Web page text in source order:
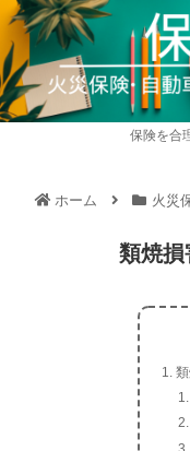
保険を合
ホーム 火災
類焼損